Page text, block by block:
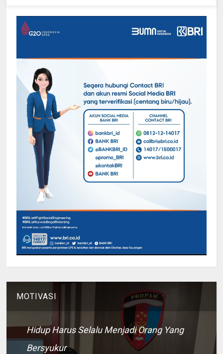
MOTIVASI
Hidup Harus Selalu Menjadi Orang Yang
Bersyukur